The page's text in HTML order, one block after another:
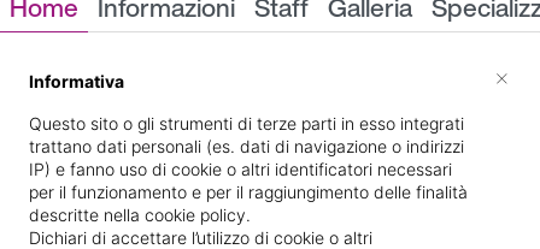
Informazioni
Informativa
Questo sito o gli strumenti di terze parti in esso integrati
trattano dati personali (es. dati di navigazione o indirizzi
IP) e fanno uso di cookie o altri identificatori necessari
per il funzionamento e per il raggiungimento delle finalità
descritte nella cookie policy.
Dichiari di accettare l’utilizzo di cookie o altri
×